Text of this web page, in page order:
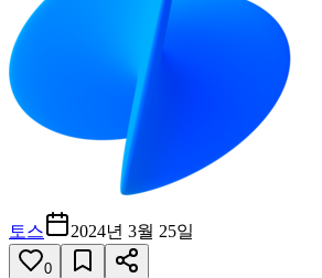
토스 2024년 3월 25일
0